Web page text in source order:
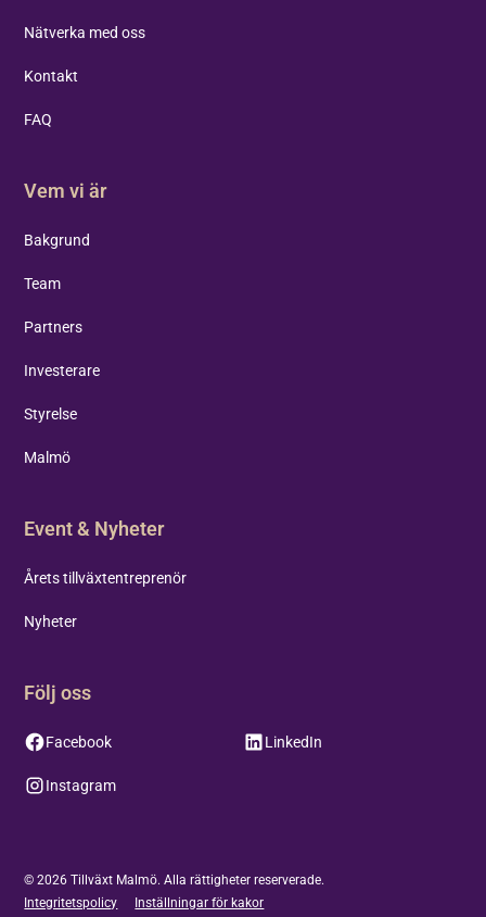
Nätverka med oss
Kontakt
FAQ
Vem vi är
Bakgrund
Team
Partners
Investerare
Styrelse
Malmö
Event & Nyheter
Årets tillväxtentreprenör
Nyheter
Följ oss
Facebook LinkedIn
Instagram
©2026 Tillväxt Malmö. Alla rättigheter reserverade.
Integritetspolicy
Inställningar för kakor